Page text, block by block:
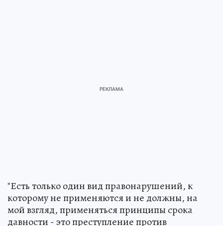
"Есть только один вид правонарушений, к
которому не применяются и не должны, на
мой взгляд, применяться принципы срока
давности - это преступление против